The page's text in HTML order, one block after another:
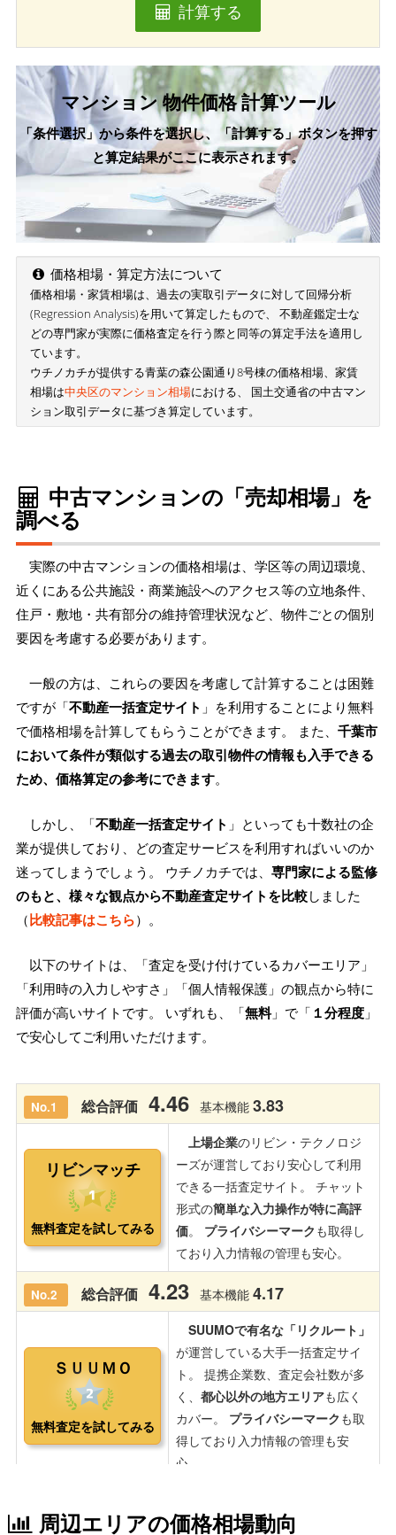
計算する
マンション 物件価格 計算ツール
「条件選択」から条件を選択し、「計算する」ボタンを押す
と算定結果がここに表示されます。
価格相場・算定方法について
価格相場・家賃相場は、過去の実取引データに対して回帰分析
(Regression Analysis)を用いて算定したもので、 不動産鑑定士な
どの専門家が実際に価格査定を行う際と同等の算定手法を適用し
ています。
ウチノカチが提供する青葉の森公園通り8号棟の価格相場、家賃
相場は中央区のマンション相場における、 国土交通省の中古マン
ション取引データに基づき算定しています。
中古マンションの「売却相場」を
調べる
実際の中古マンションの価格相場は、学区等の周辺環境、
近くにある公共施設・商業施設へのアクセス等の立地条件、
住戸・敷地・共有部分の維持管理状況など、物件ごとの個別
要因を考慮する必要があります。
一般の方は、これらの要因を考慮して計算することは困難
ですが「不動産一括査定サイト 」を利用することにより無料
で価格相場を計算してもらうことができます。 また、 千葉市
において条件が類似する過去の取引物件の情報も入手できる
ため、価格算定の参考にできます。
しかし、「不動産一括査定サイト 」といっても十数社の企
業が提供しており、どの査定サービスを利用すればいいのか
迷ってしまうでしょう。 ウチノカチでは、 専門家による監修
のもと、様々な観点から不動産査定サイトを比較しました
（比較記事はこちら）。
以下のサイトは、「査定を受け付けているカバーエリア」
「利用時の入力しやすさ」「個人情報保護」の観点から特に
評価が高いサイトです。 いずれも、「無料」で「 １分程度 」
で安心してご利用いただけます。
周辺エリアの価格相場動向